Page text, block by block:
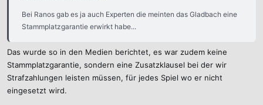
Bei Ranos gab es ja auch Experten die meinten das Gladbach eine
Stammplatzgarantie erwirkt habe...
Das wurde so in den Medien berichtet, es war zudem keine
Stammplatzgarantie, sondern eine Zusatzklausel bei der wir
Strafzahlungen leisten müssen, für jedes Spiel wo er nicht
eingesetzt wird.